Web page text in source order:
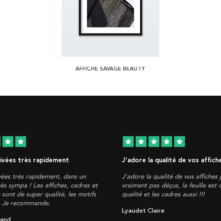
AFFICHE SAVAGE BEAUTY
star star
très rapidement
très rapidement, dans un
sympa ! Les affiches, cadres et
sont de super qualité, les motifs
recommande.
star star star star star
J'adore la qualité de vos
J'adore la qualité de vos affiches
vraiment pas déçus, la feuille est
qualité et les cadres aussi !!!
Lyaudet Claire